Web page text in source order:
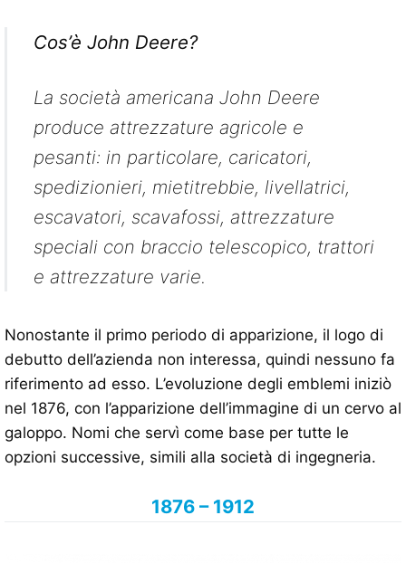
Cos’è John Deere?
La società americana John Deere
produce attrezzature agricole e
pesanti: in particolare, caricatori,
spedizionieri, mietitrebbie, livellatrici,
escavatori, scavafossi, attrezzature
speciali con braccio telescopico, trattori
e attrezzature varie.
Nonostante il primo periodo di apparizione, il logo di
debutto dell’azienda non interessa, quindi nessuno fa
riferimento ad esso. L’evoluzione degli emblemi iniziò
nel 1876, con l’apparizione dell’immagine di un cervo al
galoppo. Nomi che servì come base per tutte le
opzioni successive, simili alla società di ingegneria.
1876 – 1912